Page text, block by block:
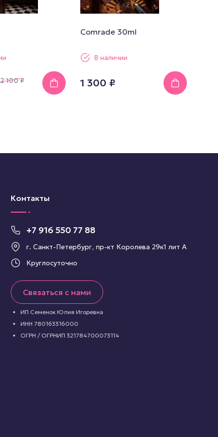
2 100₽
Comrade 30ml
В наличии
1 300 ₽
Контакты
+7 916 550 77 88
г. Санкт-Петербург, пр-кт Королева 29к1 лит А
Круглосуточно
Связаться с нами
ИП Семенок Юлия Игоревна
ИНН 780163316000
ОГРН / ОГРНИП 321784700073114